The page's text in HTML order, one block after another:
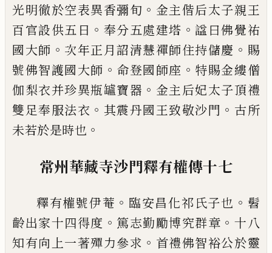
光明徹於空表異香彌旬 。 金主偕后太子親王
百官設供五日 。 奉分五處建塔 。 諡曰佛覺祐
國大師 。 次年正月詔清慧禪師住持儲慶 。 賜
號佛智護國大師 。 命登國師座 。 特賜金縷僧
伽梨衣并珍異瓶罏寶器 。 金主后妃太子頂禮
雙足奉服法衣 。 其震丹國王致敬沙門 。 古所
未若於是時也 。
常州華藏寺沙門釋有權傳十七
釋有權號伊菴 。 臨安昌化祁氏子也 。 髫
齡出家十四得度 。 篤志勤勵博究群章 。 十八
知有向上一著殫力參求 。 首禮佛智裕公於靈